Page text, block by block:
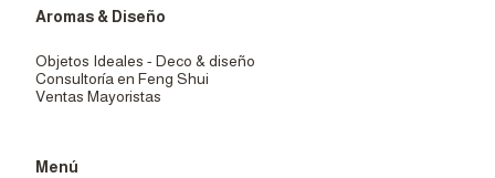
Aromas & Diseño
Objetos Ideales - Deco & diseño
Consultoría en Feng Shui
Ventas Mayoristas
Menú